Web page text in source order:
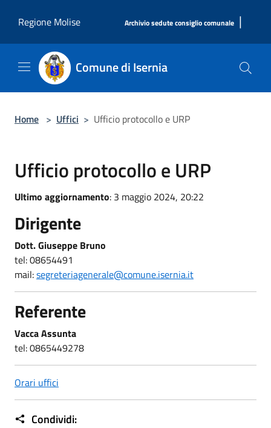
Regione Molise
Archivio sedute consiglio comunale |
Comune di Isernia
Home > Uffici > Ufficio protocollo e URP
Ufficio protocollo e URP
Ultimo aggiornamento: 3 maggio 2024, 20:22
Dirigente
Dott. Giuseppe Bruno
tel: 08654491
mail:segreteriagenerale@comune.isernia.it
Referente
Vacca Assunta
tel: 0865449278
Orari uffici
Condividi: